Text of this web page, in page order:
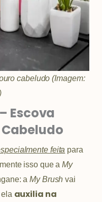
cabeludo (Imagem:
Escova
Cabeludo
feita para
isso que aMy
aMy Brush vai
auxilia na